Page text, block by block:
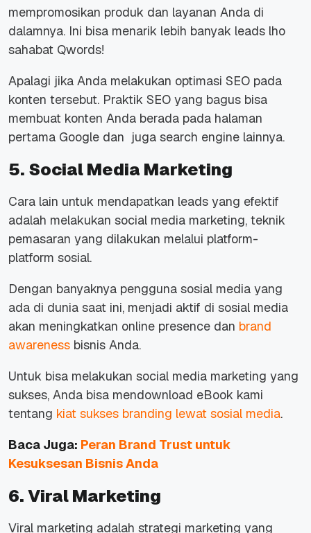
mempromosikan produk dan layanan Anda di
dalamnya. Ini bisa menarik lebih banyak leads lho
sahabat Qwords!
Apalagi jika Anda melakukan optimasi SEO pada
konten tersebut. Praktik SEO yang bagus bisa
membuat konten Anda berada pada halaman
pertama Google dan juga search engine lainnya.
5. Social Media Marketing
Cara lain untuk mendapatkan leads yang efektif
adalah melakukan social media marketing, teknik
pemasaran yang dilakukan melalui platform-
platform sosial.
Dengan banyaknya pengguna sosial media yang
ada di dunia saat ini, menjadi aktif di sosial media
akan meningkatkan online presence dan brand
awareness bisnis Anda.
Untuk bisa melakukan social media marketing yang
sukses, Anda bisa mendownload eBook kami
tentang kiat sukses branding lewat sosial media.
Baca Juga: Peran Brand Trust untuk
Kesuksesan Bisnis Anda
6. Viral Marketing
Viral marketing adalah strategi marketing yang